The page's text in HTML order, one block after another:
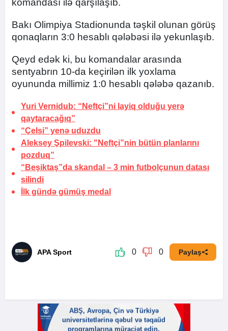
Bakı Olimpiya Stadionunda təşkil olunan görüş
qonaqların 3:0 hesablı qələbəsi ilə yekunlaşıb.
Qeyd edək ki, bu komandalar arasında
sentyabrın 10-da keçirilən ilk yoxlama
oyununda millimiz 1:0 hesablı qələbə qazanıb.
Yuri Vernidub: “Neftçi”ni layiq olduğu yerə
qaytaracağıq”
“Çelsi” yenə uduzdu
Aleksey Şpilevski: "Neftçi”nin bütün planlarını
pozduq”
“Beşiktaş”da skandal – 3 min futbolçunun datası
silindi
İlk gündə gümüş medal
APA Sport 0 0 Paylaş